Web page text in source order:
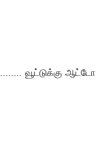
வூட்டுக்கு ஆட்டோ